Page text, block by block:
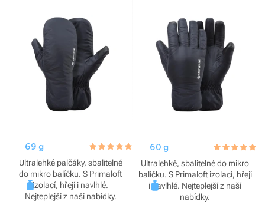
69 g hodnoceni_zakazniku
5.0 / 5
Ultralehké palčáky, sbalitelné
do mikro balíčku. S Primaloft
izolací, hřejí i navlhlé.
Nejteplejší z naší nabídky.
60 g
5.0 / 5
Ultralehké, sbalitelné do mikro
balíčku. S Primaloft izolací, hřejí
i navlhlé. Nejteplejší z naší
nabídky.
Zobrazit více
Zobrazit více